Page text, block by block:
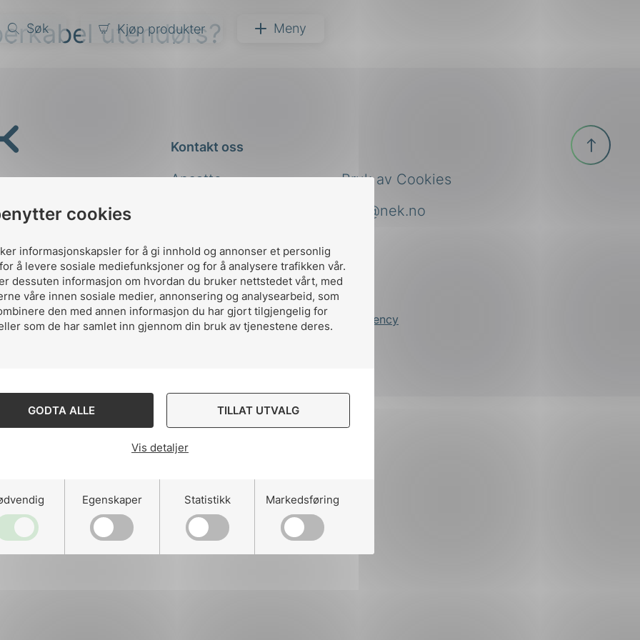
cookies
informasjonskapsler for å gi innhold og annonser et personlig
å levere sosiale mediefunksjoner og for å analysere trafikken vår.
dessuten informasjon om hvordan du bruker nettstedet vårt, med
våre innen sosiale medier, annonsering og analysearbeid, som
den med annen informasjon du har gjort tilgjengelig for
som de har samlet inn gjennom din bruk av tjenestene deres.
GODTA ALLE TILLAT UTVALG
Vis detaljer
Egenskaper Statistikk Markedsføring
Søk Kjøp produkter Meny
utendørs?
Kontakt oss
Ansatte
nek@nek.no
Bruk av Cookies
Designed and developed by Stem Agency
Til
toppen